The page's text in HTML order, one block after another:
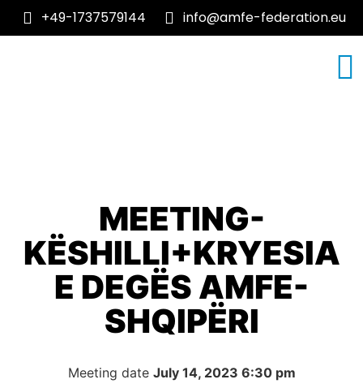
+49-1737579144 info@amfe-federation.eu
MEETING-
KËSHILLI+KRYESIA
E DEGËS AMFE-
SHQIPËRI
Meeting date July 14, 2023 6:30 pm